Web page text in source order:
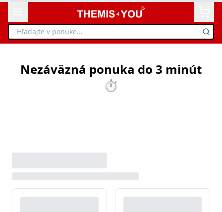
Nezáväzná ponuka do 3 minút
⏱️